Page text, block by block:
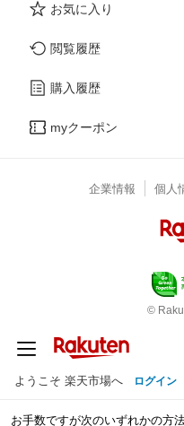
お気に入り
閲覧履歴
購入履歴
myクーポン
企業情報 個人
©
ようこそ 楽天市場へ ログイン
お手数ですが次のいずれかの方